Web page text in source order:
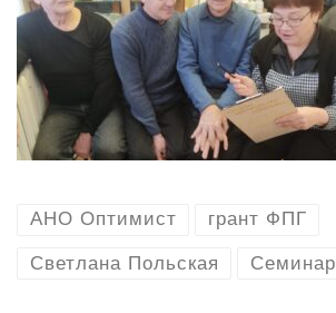
АНО Оптимист грант ФПГ
Светлана Польская Семинар